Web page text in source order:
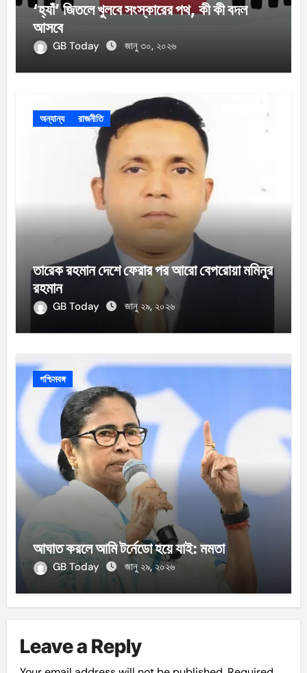
‘হ্যাঁ’ জিতলে খুলবে সংস্কারের পথ, কী কী বদল
আসবে
GB Today জানু ৩০, ২০২৬
অন্যান্য রাজনীতি
তারেক রহমান দেশে ফেরার পর আরো বেপরোয়া মমিনুর
রহমান
GB Today জানু ২৯, ২০২৬
পশ্চিমবঙ্গ
আঘাত করলে আমি টর্নেডো হয়ে যাই: মমতা
GB Today জানু ২৯, ২০২৬
Leave a Reply